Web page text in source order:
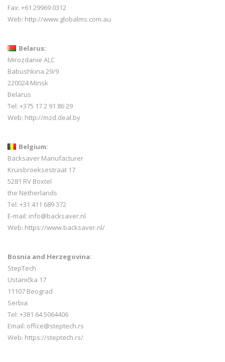
Fax: +61 29969 0312
Web: http://www.globalms.com.au
Belarus:
Mirozdanie ALC
Babushkina 29/9
220024 Minsk
Belarus
Tel: +375 17 2 91 86 29
Web: http://mzd.deal.by
Belgium:
Backsaver Manufacturer
Kruisbroeksestraat 17
5281 RV Boxtel
the Netherlands
Tel: +31 411 689 372
E-mail: info@backsaver.nl
Web: https://www.backsaver.nl/
Bosnia and Herzegovina:
StepTech
Ustanička 17
11107 Beograd
Serbia
Tel: +381 64 5064406
Email: office@steptech.rs
Web: https://steptech.rs/